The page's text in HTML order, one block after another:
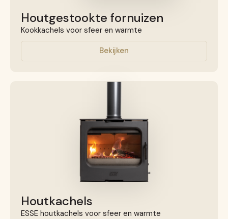
Houtgestookte fornuizen
Kookkachels voor sfeer en warmte
Bekijken
Houtkachels
ESSE houtkachels voor sfeer en warmte